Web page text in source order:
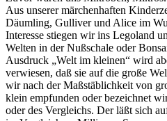
Aus unserer märchenhaften
Däumling, Gulliver und Alice im
Interesse stiegen wir ins Legoland
Welten in der Nußschale oder
Ausdruck „Welt im kleinen“ wird
verwiesen, daß sie auf die große
wir nach der Maßstäblichkeit von
klein empfunden oder bezeichnet
oder des Vergleichs. Der läßt sich